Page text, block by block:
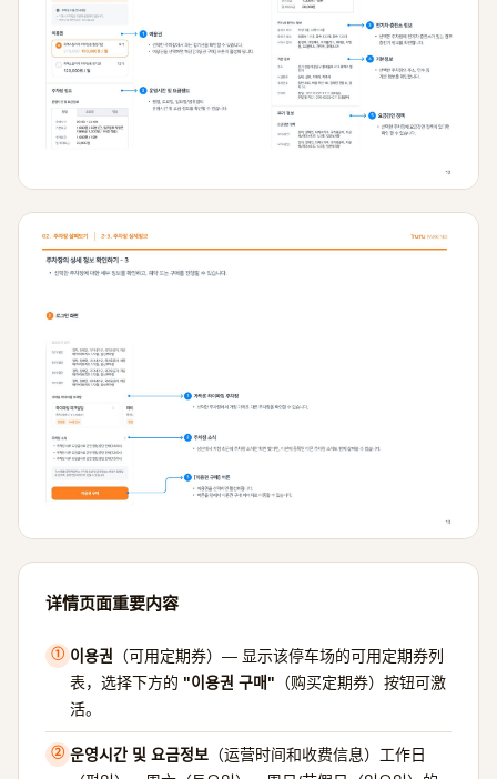
详情页面重要内容
① 이용권
（可用定期券）— 显示该停车场的可用定期券列
表，选择下方的 "이용권 구매" （购买定期券）按钮可激
活。
② 운영시간 및 요금정보 （运营时间和收费信息）工作日